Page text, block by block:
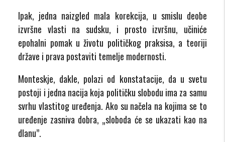
Ipak, jedna naizgled mala korekcija, u smislu deobe
izvršne vlasti na sudsku, i prosto izvršnu, učiniće
epohalni pomak u životu političkog praksisa, a teoriji
države i prava postaviti temelje modernosti.
Monteskje, dakle, polazi od konstatacije, da u svetu
postoji i jedna nacija koja političku slobodu ima za samu
svrhu vlastitog uređenja. Ako su načela na kojima se to
uređenje zasniva dobra, „sloboda će se ukazati kao na
dlanu”.